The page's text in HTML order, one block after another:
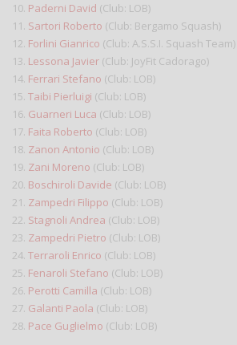
10. Paderni David (Club: LOB)
11. Sartori Roberto (Club: Bergamo Squash)
12. Forlini Gianrico (Club: A.S.S.I. Squash Team)
13. Lessona Javier (Club: JoyFit Cadorago)
14. Ferrari Stefano (Club: LOB)
15. Taibi Pierluigi (Club: LOB)
16. Guarneri Luca (Club: LOB)
17. Faita Roberto (Club: LOB)
18. Zanon Antonio (Club: LOB)
19. Zani Moreno (Club: LOB)
20. Boschiroli Davide (Club: LOB)
21. Zampedri Filippo (Club: LOB)
22. Stagnoli Andrea (Club: LOB)
23. Zampedri Pietro (Club: LOB)
24. Terraroli Enrico (Club: LOB)
25. Fenaroli Stefano (Club: LOB)
26. Perotti Camilla (Club: LOB)
27. Galanti Paola (Club: LOB)
28. Pace Guglielmo (Club: LOB)